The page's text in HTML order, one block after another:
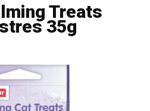
Treats
35g